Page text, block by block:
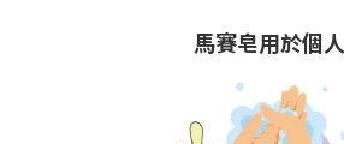
馬賽皂用於個人